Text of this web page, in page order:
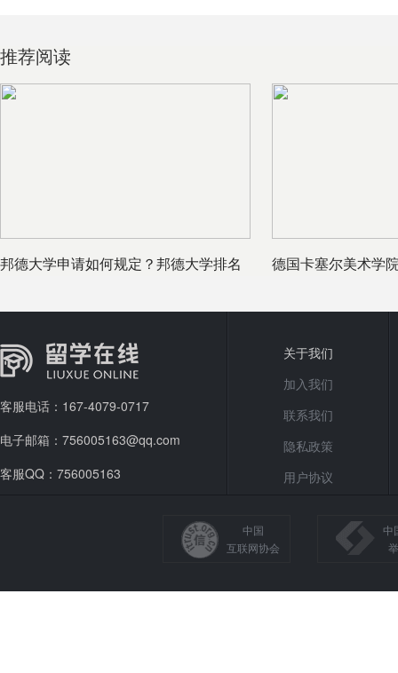
推荐阅读
邦德大学申请如何规定？邦德大学排名
德国卡塞尔美术学
客服电话：167-4079-0717
电子邮箱：756005163@qq.com
客服QQ：756005163
关于我们
加入我们
联系我们
隐私政策
用户协议
中国
互联网协会
中